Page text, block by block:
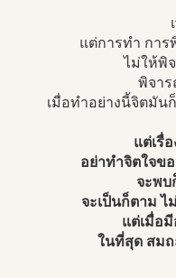
แต่การทำ กา
ไม่ให้พิ
พิจาร
เมื่อทำอย่างนี้จิตมัน
แต่เรื่
อย่าทำจิตใจข
จะพบ
จะเป็นก็ตาม ไ
แต่เมื่อ
ในที่สุด สมถ